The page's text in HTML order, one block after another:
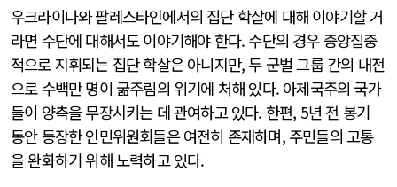
우크라이나와 팔레스타인에서의 집단 학살에 대해 이야기할 거
라면 수단에 대해서도 이야기해야 한다. 수단의 경우 중앙집중
적으로 지휘되는 집단 학살은 아니지만, 두 군벌 그룹 간의 내전
으로 수백만 명이 굶주림의 위기에 처해 있다. 아제국주의 국가
들이 양측을 무장시키는 데 관여하고 있다. 한편, 5년 전 봉기
동안 등장한 인민위원회들은 여전히 존재하며, 주민들의 고통
을 완화하기 위해 노력하고 있다.